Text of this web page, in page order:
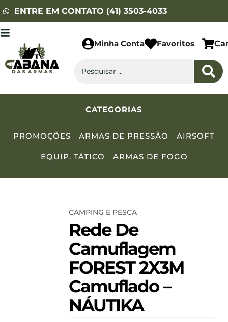
ENTRE EM CONTATO (41) 3503-4033
Minha Conta Favoritos
CATEGORIAS
PROMOÇÕES ARMAS DE PRESSÃO AIRSOFT
EQUIP. TÁTICO ARMAS DE FOGO
CAMPING E PESCA
Rede De
Camuflagem
FOREST 2X3M
Camuflado –
NÁUTIKA